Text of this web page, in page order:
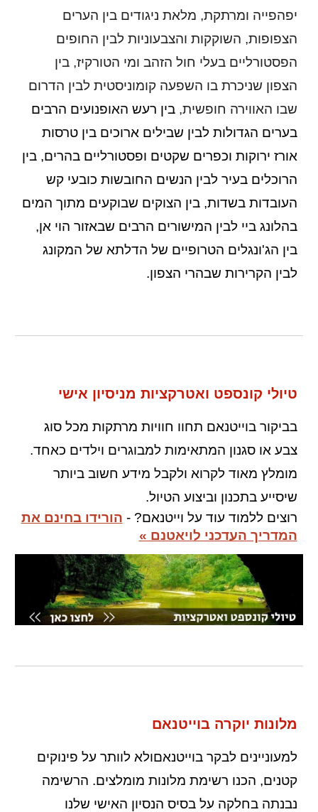
יפהפייה ומרתקת, מלאת ניגודים בין הערים
הצפופות, השוקקות והצבעוניות לבין החופים
הפסטורליים בעלי חול הזהב ומי הטורקיז, בין
הצפון שניכרת בו השפעה קומוניסטית לבין הדרום
שבו האווירה חופשית,בין רעש האופנועים הרבים
בערים הגדולות לבין שבילים ארוכים בין טרסות
אורז ירוקות וכפרים שקטים ופסטורליים בהרים, בין
הרוכלים בעיר לבין הנשים החובשות כובעי קש
העובדות בשדות, בין הצוקים שבוקעים מתוך המים
בהלונג ביי לבין המישורים הרבים שבאזור הוי אן,
בין הג'ונגלים הטרופיים של הדלתא של המקונג
לבין הקרירות שבהרי הצפון.
טיולי קונספט ואטרקציות מניסיון אישי
בביקור בוייטנאם תחוו חוויות מרתקות מכל סוג
צבע או סגנון המתאימות למבוגרים וילדים כאחד.
מומלץ מאוד לקרוא ולקבל מידע חשוב ביותר
שיסייע בתכנון וביצוע הטיול.
רוצים ללמוד עוד על וייטנאם? - הורידו בחינם את
המדריך העדכני לויאטנם »
מלונות יוקרה בוייטנאם
למעוניינים לבקר בוייטנאםולא לוותר על פינוקים
קטנים, הכנו רשימת מלונות מומלצים. הרשימה
נבנתה בחלקה על בסיס הנסיון האישי שלנו